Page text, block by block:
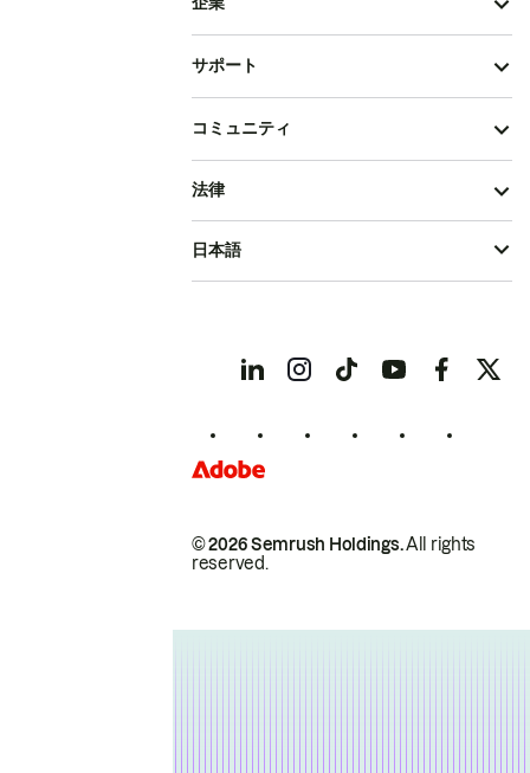
サポート
コミュニティ
© 2026 Semrush Holdings.All rights
reserved.
法律
日本語